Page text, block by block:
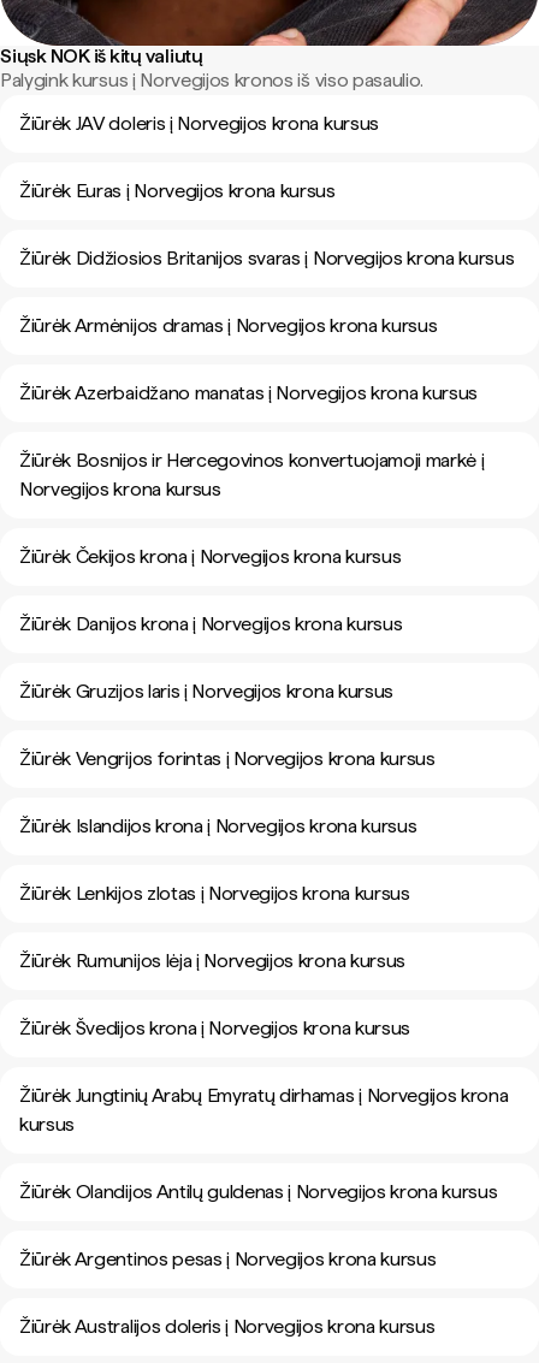
Siųsk NOK iš kitų valiutų
Palygink kursus į Norvegijos kronos iš viso pasaulio.
Žiūrėk JAV doleris į Norvegijos krona kursus
Žiūrėk Euras į Norvegijos krona kursus
Žiūrėk Didžiosios Britanijos svaras į Norvegijos krona kursus
Žiūrėk Armėnijos dramas į Norvegijos krona kursus
Žiūrėk Azerbaidžano manatas į Norvegijos krona kursus
Žiūrėk Bosnijos ir Hercegovinos konvertuojamoji markė į
Norvegijos krona kursus
Žiūrėk Čekijos krona į Norvegijos krona kursus
Žiūrėk Danijos krona į Norvegijos krona kursus
Žiūrėk Gruzijos laris į Norvegijos krona kursus
Žiūrėk Vengrijos forintas į Norvegijos krona kursus
Žiūrėk Islandijos krona į Norvegijos krona kursus
Žiūrėk Lenkijos zlotas į Norvegijos krona kursus
Žiūrėk Rumunijos lėja į Norvegijos krona kursus
Žiūrėk Švedijos krona į Norvegijos krona kursus
Žiūrėk Jungtinių Arabų Emyratų dirhamas į Norvegijos krona
kursus
Žiūrėk Olandijos Antilų guldenas į Norvegijos krona kursus
Žiūrėk Argentinos pesas į Norvegijos krona kursus
Žiūrėk Australijos doleris į Norvegijos krona kursus